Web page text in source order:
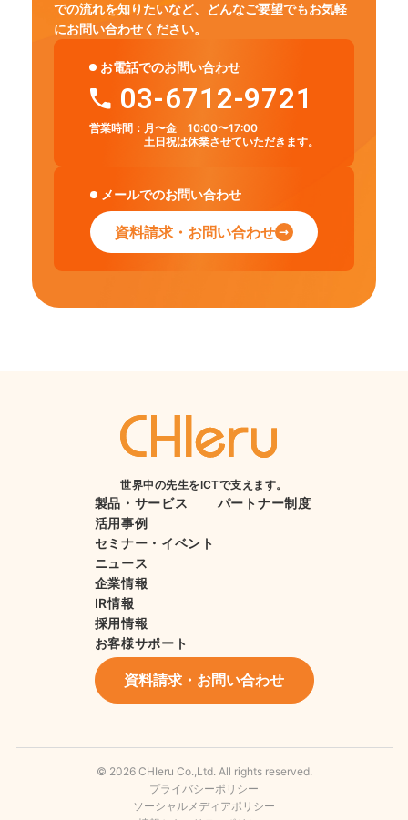
での流れを知りたいなど、
どんなご要望でもお気軽
にお問い合わせください。
お電話でのお問い合わせ
03-6712-9721
営業時間： 月〜金 10:00〜17:00
土日祝は休業させていただきます。
メールでのお問い合わせ
資料請求・お問い合わせ
世界中の先生をICTで支えます。
製品・サービス
活用事例
セミナー・イベント
ニュース
企業情報
IR情報
採用情報
お客様サポート
パートナー制度
資料請求・お問い合わせ
© 2026 CHIeru Co.,Ltd. All rights reserved.
プライバシーポリシー
ソーシャルメディアポリシー